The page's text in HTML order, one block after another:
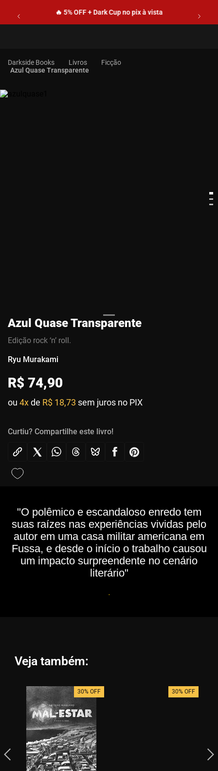
🔥 5% OFF + Dark Cup no pix à vista
Livros
Ficção
Azul Quase Transparente
Azul Quase Transparente
Edição rock ‘n’ roll.
Ryu Murakami
R$ 74,90
ou 4xde R$ 18,73 sem juros no PIX
Curtiu? Compartilhe este livro!
"O polêmico e escandaloso enredo tem
suas raízes nas experiências vividas pelo
autor em uma casa militar americana em
Fussa, e desde o início o trabalho causou
um impacto surpreendente no cenário
literário"
.
Veja também:
30% OFF 30% OFF